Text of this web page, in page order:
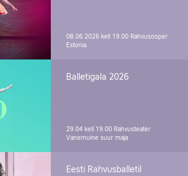
08.06.2026 kell 19.00 Rahvusooper
Estonia
Balletigala 2026
29.04 kell 19.00 Rahvusteater
Vanemuine suur maja
Eesti Rahvusballetil